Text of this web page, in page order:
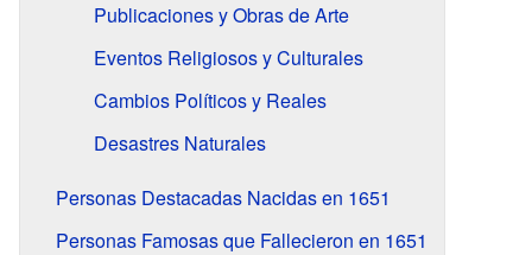
Publicaciones y Obras de Arte
Eventos Religiosos y Culturales
Cambios Políticos y Reales
Desastres Naturales
Personas Destacadas Nacidas en 1651
Personas Famosas que Fallecieron en 1651